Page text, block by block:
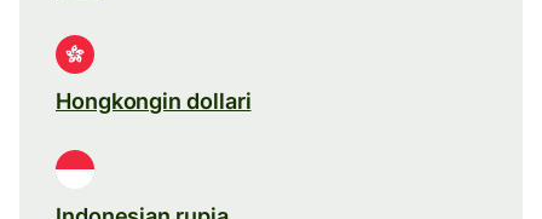
Hongkongin dollari